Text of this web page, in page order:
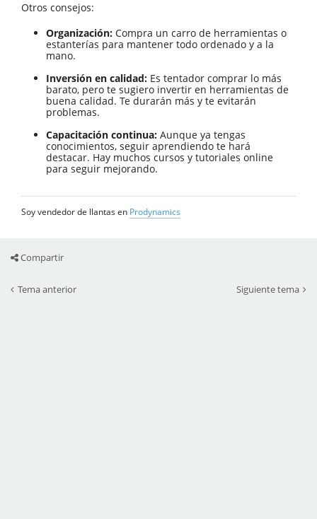
Otros consejos:
Organización: Compra un carro de herramientas o
estanterías para mantener todo ordenado y a la
mano.
Inversión en calidad: Es tentador comprar lo más
barato, pero te sugiero invertir en herramientas de
buena calidad. Te durarán más y te evitarán
problemas.
Capacitación continua: Aunque ya tengas
conocimientos, seguir aprendiendo te hará
destacar. Hay muchos cursos y tutoriales online
para seguir mejorando.
Soy vendedor de llantas en Prodynamics
Compartir
Tema anterior Siguiente tema